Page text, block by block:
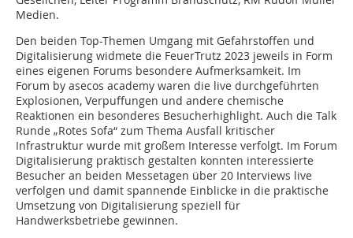
Medien.
Den beiden Top-Themen Umgang mit Gefahrstoffen und
Digitalisierung widmete die FeuerTrutz 2023 jeweils in Form
eines eigenen Forums besondere Aufmerksamkeit. Im
Forum by asecos academy waren die live durchgeführten
Explosionen, Verpuffungen und andere chemische
Reaktionen ein besonderes Besucherhighlight. Auch die Talk
Runde „Rotes Sofa“ zum Thema Ausfall kritischer
Infrastruktur wurde mit großem Interesse verfolgt. Im Forum
Digitalisierung praktisch gestalten konnten interessierte
Besucher an beiden Messetagen über 20 Interviews live
verfolgen und damit spannende Einblicke in die praktische
Umsetzung von Digitalisierung speziell für
Handwerksbetriebe gewinnen.